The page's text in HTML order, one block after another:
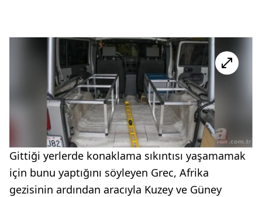
Gittiği yerlerde konaklama sıkıntısı yaşamamak
için bunu yaptığını söyleyen Grec, Afrika
gezisinin ardından aracıyla Kuzey ve Güney